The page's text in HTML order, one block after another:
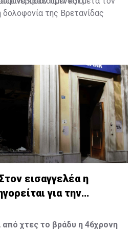
δολοφονία της Βρετανίδας
εισαγγελέα η
για την
από χτες το βράδυ η 46χρονη